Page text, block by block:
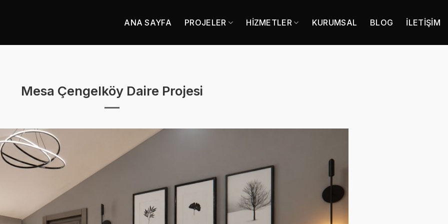
ANA SAYFA PROJELER HIZMETLER KURUMSAL BLOG İLETIŞIM
Mesa Çengelköy Daire Projesi